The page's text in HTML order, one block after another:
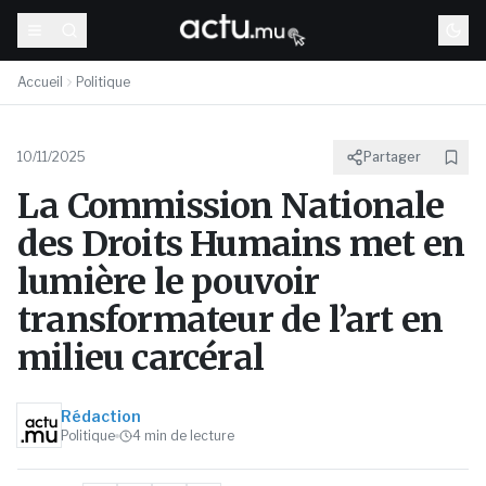
Accueil Politique
10/11/2025 Partager
La Commission Nationale
des Droits Humains met en
lumière le pouvoir
transformateur de l’art en
milieu carcéral
Rédaction
Politique 4 min de lecture